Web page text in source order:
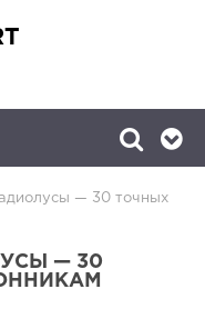
— 30 точных
— 30